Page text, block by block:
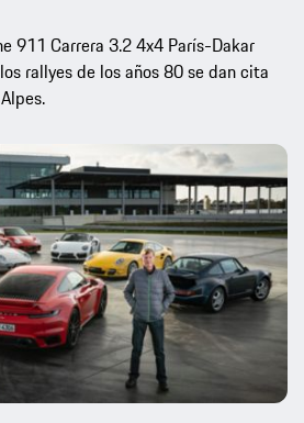
911 Carrera 3.2 4x4 París-Dakar
rallyes de los años 80 se dan cita